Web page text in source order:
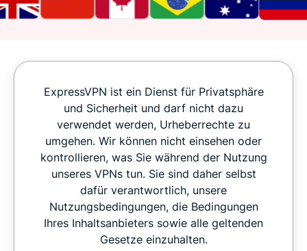
ExpressVPN ist ein Dienst für Privatsphäre
und Sicherheit und darf nicht dazu
verwendet werden, Urheberrechte zu
umgehen. Wir können nicht einsehen oder
kontrollieren, was Sie während der Nutzung
unseres VPNs tun. Sie sind daher selbst
dafür verantwortlich, unsere
Nutzungsbedingungen, die Bedingungen
Ihres Inhaltsanbieters sowie alle geltenden
Gesetze einzuhalten.